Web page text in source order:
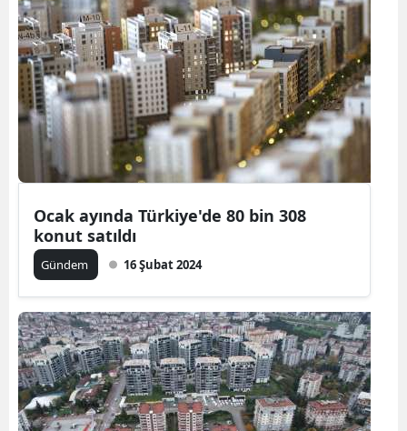
Ocak ayında Türkiye'de 80 bin 308
konut satıldı
Gündem 16 Şubat 2024